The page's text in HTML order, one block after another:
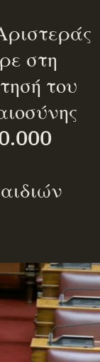
στη
του